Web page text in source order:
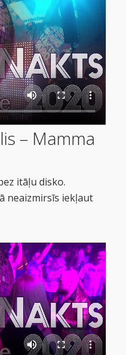
– Mamma
itāļu disko.
neaizmirsīs iekļaut